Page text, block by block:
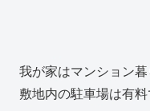
我が家はマンション
敷地内の駐車場は有